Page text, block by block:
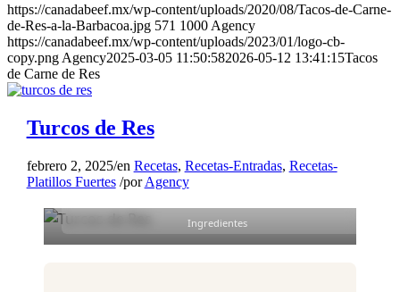
https://canadabeef.mx/wp-content/uploads/2020/08/Tacos-de-Carne-
de-Res-a-la-Barbacoa.jpg 571 1000 Agency
https://canadabeef.mx/wp-content/uploads/2023/01/logo-cb-
copy.png Agency2025-03-05 11:50:582026-05-12 13:41:15Tacos
de Carne de Res
Turcos de Res
febrero 2, 2025/en Recetas, Recetas-Entradas, Recetas-
Platillos Fuertes /porAgency
24
Piezas
Cocción
Ingredientes